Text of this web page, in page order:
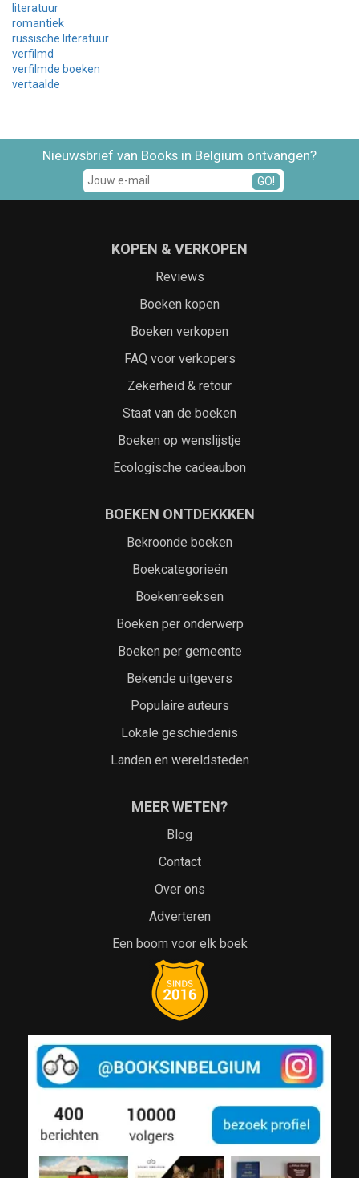
literatuur
romantiek
russische literatuur
verfilmd
verfilmde boeken
vertaalde
Nieuwsbrief van Books in Belgium ontvangen?
GO!
KOPEN & VERKOPEN
Reviews
Boeken kopen
Boeken verkopen
FAQ voor verkopers
Zekerheid & retour
Staat van de boeken
Boeken op wenslijstje
Ecologische cadeaubon
BOEKEN ONTDEKKKEN
Bekroonde boeken
Boekcategorieën
Boekenreeksen
Boeken per onderwerp
Boeken per gemeente
Bekende uitgevers
Populaire auteurs
Lokale geschiedenis
Landen en wereldsteden
MEER WETEN?
Blog
Contact
Over ons
Adverteren
Een boom voor elk boek